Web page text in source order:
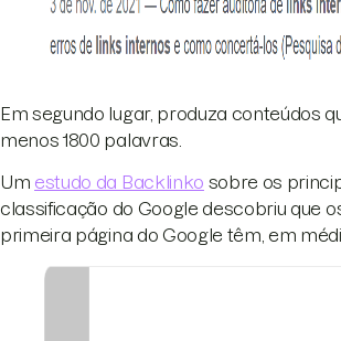
Em segundo lugar, produza conteúdos
menos 1800 palavras.
Um estudo da Backlinko sobre os
classificação do Google descobriu que
primeira página do Google têm, em